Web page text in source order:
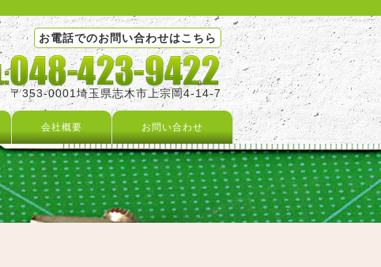
お電話でのお問い合わせはこちら
〒353-0001埼玉県志木市上宗岡4-14-7
会社概要 お問い合わせ